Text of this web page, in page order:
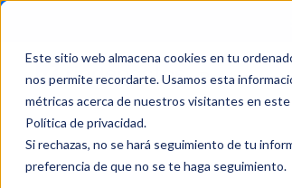
Este sitio web almacena cookies en tu
nos permite recordarte. Usamos esta
métricas acerca de nuestros visitantes en
Política de privacidad.
Si rechazas, no se hará seguimiento de tu
preferencia de que no se te haga seguimiento.
Productos